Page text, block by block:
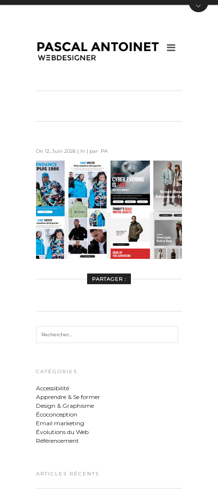
On 12, Juin 2026 | In | par PA
PARTAGER :
CATÉGORIES
Accessibilité
Apprendre & Se former
Design & Graphisme
Écoconception
Email marketing
Évolutions du Web
Référencement
ARTICLES RÉCENTS